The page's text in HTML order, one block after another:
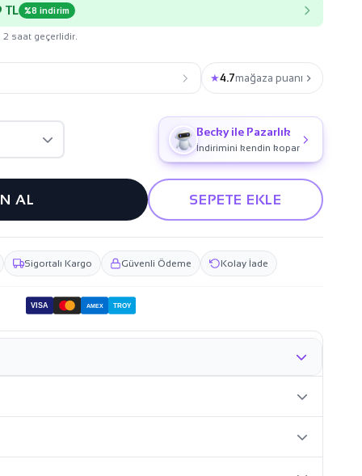
%8 indirim
2 saat geçerlidir.
★4.7mağaza puanı
Becky ile Pazarlık
İndirimini kendin kopar
AL SEPETE EKLE
Sigortalı Kargo Güvenli Ödeme Kolay İade
VISA AMEX TROY